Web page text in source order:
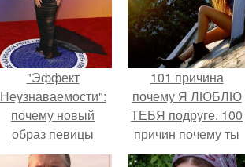
"Эффект
Неузнаваемости":
почему новый
образ певицы
вызвал споры о
101 причина
почему Я ЛЮБЛЮ
ТЕБЯ подруге. 100
причин почему ты
моя лучшая